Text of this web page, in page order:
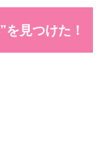
を見つけた！